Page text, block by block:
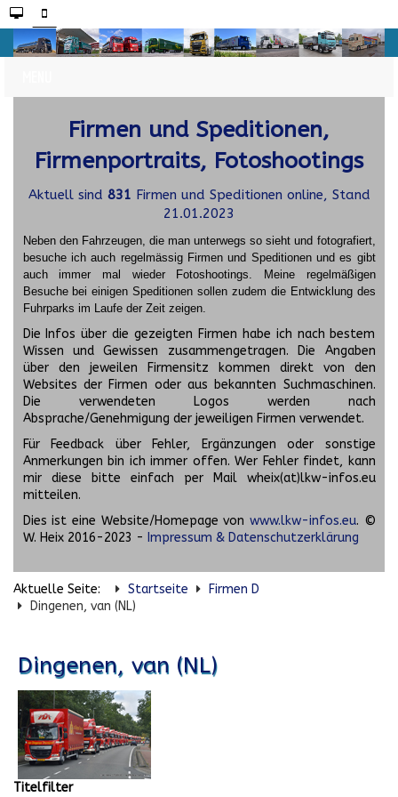
Firmen und Speditionen,
Firmenportraits, Fotoshootings
Aktuell sind 831 Firmen und Speditionen online, Stand
21.01.2023
Neben den Fahrzeugen, die man unterwegs so sieht und fotografiert,
besuche ich auch regelmässig Firmen und Speditionen und es gibt
auch immer mal wieder Fotoshootings.
Meine regelmäßigen
Besuche bei einigen Speditionen sollen zudem die Entwicklung des
Fuhrparks im Laufe der Zeit zeigen.
Die Infos über die gezeigten Firmen habe ich nach bestem
Wissen und Gewissen zusammengetragen. Die Angaben
über den jeweilen Firmensitz kommen direkt von den
Websites der Firmen oder aus bekannten Suchmaschinen.
Die verwendeten Logos werden nach
Absprache/Genehmigung der jeweiligen Firmen verwendet.
Für Feedback über Fehler, Ergänzungen oder sonstige
Anmerkungen bin ich immer offen. Wer Fehler findet, kann
mir diese bitte einfach per Mail wheix(at)lkw-infos.eu
mitteilen.
Dies ist eine Website/Homepage von www.lkw-infos.eu. ©
W. Heix 2016-2023 - Impressum & Datenschutzerklärung
Aktuelle Seite: Startseite
Firmen D
Dingenen, van (NL)
Dingenen, van (NL)
Titelfilter